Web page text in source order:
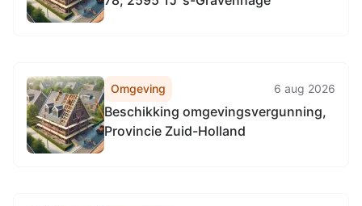
Omgeving 6 aug 2026
Beschikking omgevingsvergunning,
Provincie Zuid-Holland